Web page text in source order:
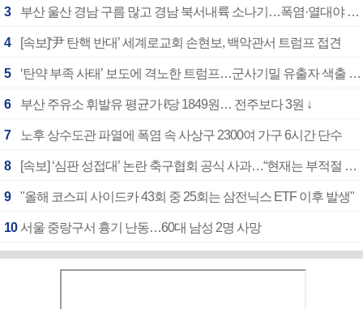
3 부산 울산 경남 구름 많고 경남 북서내륙 소나기…폭염·열대야 계속
4 [속보]‘尹 탄핵 반대’ 세계로교회 손현보, 백악관서 트럼프 접견
5 ‘탄약 부족 사태’ 보도에 격노한 트럼프…군사기밀 유출자 색출 지시
6 부산 주유소 휘발유 평균가 ℓ당 1849원… 전주보다 3원 ↓
7 노후 상수도관 파열에 폭염 속 사상구 2300여 가구 6시간 단수
8 [속보] ‘심판 성접대’ 논란 축구협회 공식 사과…“현재는 부적절 행위 없어”
9 "올해 코스피 사이드카 43회 중 25회는 삼전닉스 ETF 이후 발생"
10 서울 중랑구서 흉기 난동…60대 남성 2명 사망